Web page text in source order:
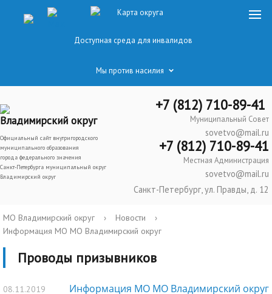
Карта округа
Доступная среда для инвалидов
Мы против насилия
Владимирский округ
Официальный сайт внутригородского
муниципального образования
города федерального значения
Санкт-Петербурга муниципальный округ
Владимирский округ
+7 (812) 710-89-41
Муниципальный Совет
sovetvo@mail.ru
+7 (812) 710-89-41
Местная Администрация
sovetvo@mail.ru
Санкт-Петербург, ул. Правды, д. 12
МО Владимирский округ › Новости
›
Информация МО МО Владимирский округ
Проводы призывников
08.11.2019 Информация МО МО Владимирский округ